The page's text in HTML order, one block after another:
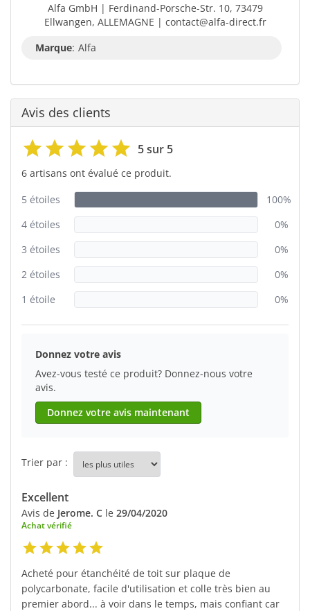
Alfa GmbH | Ferdinand-Porsche-Str. 10, 73479
Ellwangen, ALLEMAGNE | contact@alfa-direct.fr
Marque: Alfa
Avis des clients
5 sur 5
6 artisans ont évalué ce produit.
5 étoiles
100%
4 étoiles
0%
3 étoiles
0%
2 étoiles
0%
1 étoile
0%
Donnez votre avis
Avez-vous testé ce produit? Donnez-nous votre
avis.
Donnez votre avis maintenant
Trier par :
Excellent
Avis de Jerome. C le 29/04/2020
Achat vérifié
Acheté pour étanchéité de toit sur plaque de
polycarbonate, facile d'utilisation et colle très bien au
premier abord... à voir dans le temps, mais confiant car